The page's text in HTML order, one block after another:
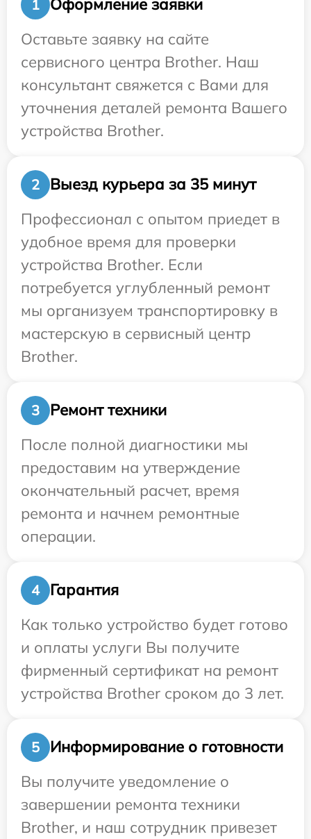
1
Оформление заявки
Оставьте заявку на сайте
сервисного центра Brother. Наш
консультант свяжется с Вами для
уточнения деталей ремонта Вашего
устройства Brother.
2
Выезд курьера за 35 минут
Профессионал с опытом приедет в
удобное время для проверки
устройства Brother. Если
потребуется углубленный ремонт
мы организуем транспортировку в
мастерскую в сервисный центр
Brother.
3
Ремонт техники
После полной диагностики мы
предоставим на утверждение
окончательный расчет, время
ремонта и начнем ремонтные
операции.
4
Гарантия
Как только устройство будет готово
и оплаты услуги Вы получите
фирменный сертификат на ремонт
устройства Brother сроком до 3 лет.
5
Информирование о готовности
Вы получите уведомление о
завершении ремонта техники
Brother, и наш сотрудник привезет